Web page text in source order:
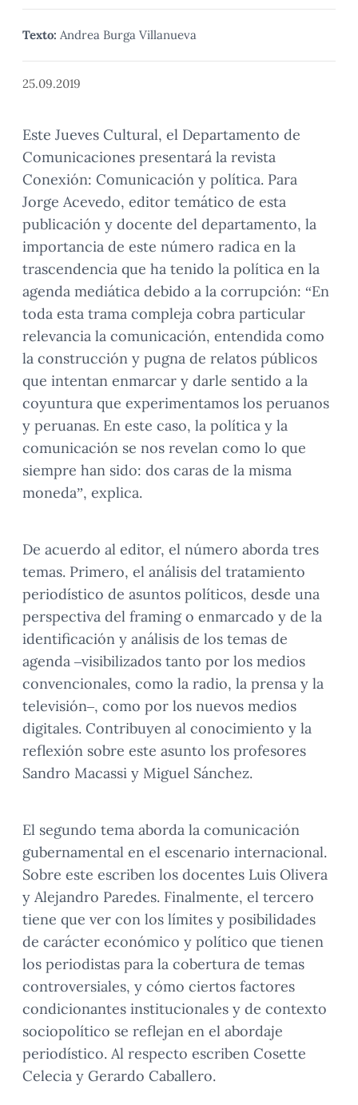
Texto: Andrea Burga Villanueva
25.09.2019
Este Jueves Cultural, el Departamento de
Comunicaciones presentará la revista
Conexión: Comunicación y política. Para
Jorge Acevedo, editor temático de esta
publicación y docente del departamento, la
importancia de este número radica en la
trascendencia que ha tenido la política en la
agenda mediática debido a la corrupción: “En
toda esta trama compleja cobra particular
relevancia la comunicación, entendida como
la construcción y pugna de relatos públicos
que intentan enmarcar y darle sentido a la
coyuntura que experimentamos los peruanos
y peruanas. En este caso, la política y la
comunicación se nos revelan como lo que
siempre han sido: dos caras de la misma
moneda”, explica.
De acuerdo al editor, el número aborda tres
temas. Primero, el análisis del tratamiento
periodístico de asuntos políticos, desde una
perspectiva del framing o enmarcado y de la
identificación y análisis de los temas de
agenda –visibilizados tanto por los medios
convencionales, como la radio, la prensa y la
televisión–, como por los nuevos medios
digitales. Contribuyen al conocimiento y la
reflexión sobre este asunto los profesores
Sandro Macassi y Miguel Sánchez.
El segundo tema aborda la comunicación
gubernamental en el escenario internacional.
Sobre este escriben los docentes Luis Olivera
y Alejandro Paredes. Finalmente, el tercero
tiene que ver con los límites y posibilidades
de carácter económico y político que tienen
los periodistas para la cobertura de temas
controversiales, y cómo ciertos factores
condicionantes institucionales y de contexto
sociopolítico se reflejan en el abordaje
periodístico. Al respecto escriben Cosette
Celecia y Gerardo Caballero.